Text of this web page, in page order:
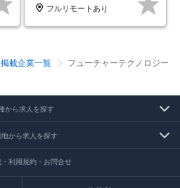
フルリモートあり
掲載企業一覧
フューチャーテクノロジー
から求人を探す
地から求人を探す
利用規約・お問合せ